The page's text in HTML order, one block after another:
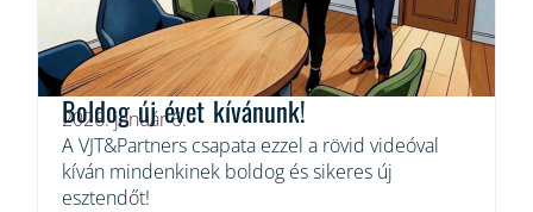
Boldog új évet kívánunk!
2026. január 6.
A VJT&Partners csapata ezzel a rövid videóval
kíván mindenkinek boldog és sikeres új
esztendőt!